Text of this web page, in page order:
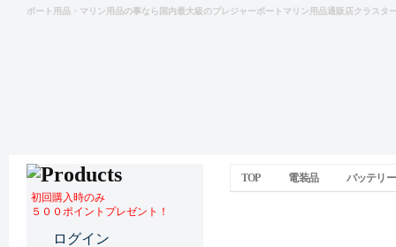
ボート用品・マリン用品の事なら国内最大級のプレジャーボートマリン用品通販店クラスタ
TOP 電装品 バッテリ
初回購入時のみ
５００ポイントプレゼント！
ログイン